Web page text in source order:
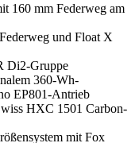
160 mm Federweg am
und Float X
Di2-Gruppe
360-Wh-
EP801-Antrieb
HXC 1501 Carbon-
mit Fox